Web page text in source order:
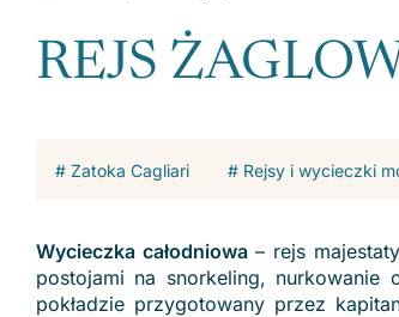
REJS
# Zatoka Cagliari # Rejsy i wycieczki
Wycieczka całodniowa– rejs
postojami na snorkeling,
pokładzie przygotowany przez